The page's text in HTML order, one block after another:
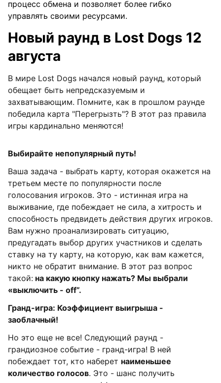
процесс обмена и позволяет более гибко
управлять своими ресурсами.
Новый раунд в Lost Dogs 12
августа
В мире Lost Dogs начался новый раунд, который
обещает быть непредсказуемым и
захватывающим. Помните, как в прошлом раунде
победила карта "Перегрызть"? В этот раз правила
игры кардинально меняются!
Выбирайте непопулярный путь!
Ваша задача - выбрать карту, которая окажется на
третьем месте по популярности после
голосования игроков. Это - истинная игра на
выживание, где побеждает не сила, а хитрость и
способность предвидеть действия других игроков.
Вам нужно проанализировать ситуацию,
предугадать выбор других участников и сделать
ставку на ту карту, на которую, как вам кажется,
никто не обратит внимание. В этот раз вопрос
такой: на какую кнопку нажать? Мы выбрали
«выключить - off”.
Гранд-игра: Коэффициент выигрыша -
заоблачный!
Но это еще не все! Следующий раунд -
грандиозное событие - гранд-игра! В ней
побеждает тот, кто наберет наименьшее
количество голосов. Это - шанс получить